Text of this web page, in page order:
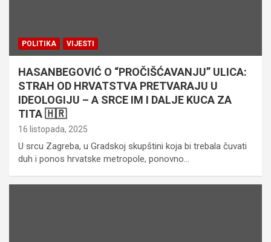
POLITIKA VIJESTI
HASANBEGOVIĆ O “PROČIŠĆAVANJU” ULICA:
STRAH OD HRVATSTVA PRETVARAJU U
IDEOLOGIJU – A SRCE IM I DALJE KUCA ZA
TITA 🇭🇷
16 listopada, 2025
U srcu Zagreba, u Gradskoj skupštini koja bi trebala čuvati
duh i ponos hrvatske metropole, ponovno…